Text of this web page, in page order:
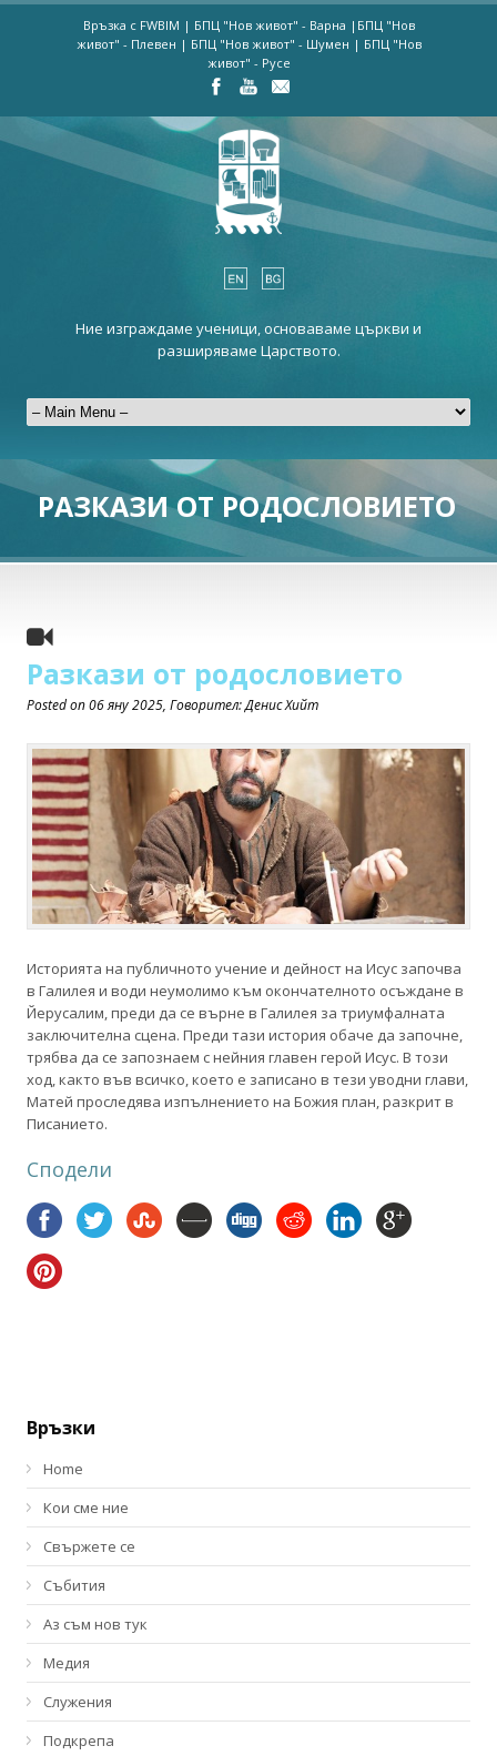
Връзка с FWBIM | БПЦ "Нов живот" - Варна | БПЦ "Нов
живот" - Плевен | БПЦ "Нов живот" - Шумен | БПЦ "Нов
живот" - Русе
Ние изграждаме ученици, основаваме църкви и
разширяваме Царството.
РАЗКАЗИ ОТ РОДОСЛОВИЕТО
Разкази от родословието
Posted on06 яну 2025, Говорител: Денис Хийт
Историята на публичното учение и дейност на Исус започва
в Галилея и води неумолимо към окончателното осъждане в
Йерусалим, преди да се върне в Галилея за триумфалната
заключителна сцена. Преди тази история обаче да започне,
трябва да се запознаем с нейния главен герой Исус. В този
ход, както във всичко, което е записано в тези уводни глави,
Матей проследява изпълнението на Божия план, разкрит в
Писанието.
Сподели
Връзки
Home
Кои сме ние
Свържете се
Събития
Аз съм нов тук
Медия
Служения
Подкрепа